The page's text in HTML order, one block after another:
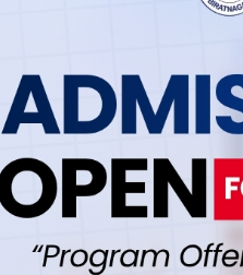
पाउन सकेनन् हतास
निको हुनुको साटो बल्झिँदै
गङ्गाले रासससँग भन्नुभयो,
मलिन बन्नुभयो तर उहाँले
गरेँ”, उहाँले सुनाउनुभयो ।
र एम्बुलेन्समा जाँदा
हेलिकोप्टरमार्फत